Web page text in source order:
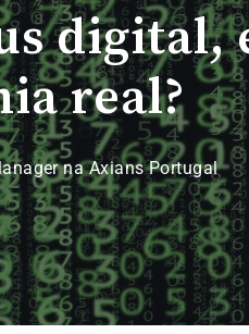
digital,
real?
na Axians Portugal